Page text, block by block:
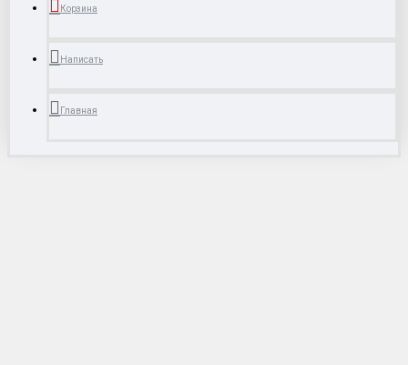
Корзина
Написать
Главная